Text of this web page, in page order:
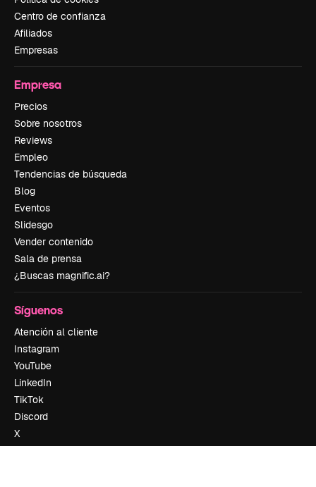
Centro de confianza
Afiliados
Empresas
Empresa
Precios
Sobre nosotros
Reviews
Empleo
Tendencias de búsqueda
Blog
Eventos
Slidesgo
Vender contenido
Sala de prensa
¿Buscas magnific.ai?
Síguenos
Atención al cliente
Instagram
YouTube
LinkedIn
TikTok
Discord
X
Reddit